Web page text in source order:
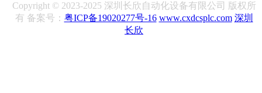
Copyright © 2023-2025 深圳长欣自动化设备有限公司 版权所
有 备案号： 粤ICP备19020277号-16 www.cxdcsplc.com 深圳
长欣